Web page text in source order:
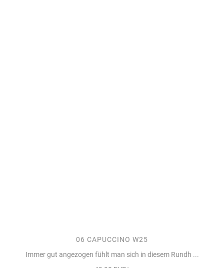
06 CAPUCCINO W25
Immer gut angezogen fühlt man sich in diesem Rundh ...